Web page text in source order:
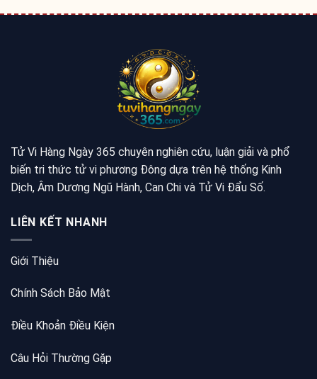
Tử Vi Hàng Ngày 365 chuyên nghiên cứu, luận giải và phổ
biến tri thức tử vi phương Đông dựa trên hệ thống Kinh
Dịch, Âm Dương Ngũ Hành, Can Chi và Tử Vi Đẩu Số.
LIÊN KẾT NHANH
Giới Thiệu
Chính Sách Bảo Mật
Điều Khoản Điều Kiện
Câu Hỏi Thường Gặp